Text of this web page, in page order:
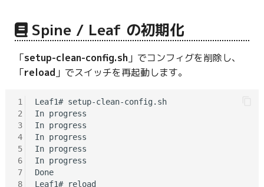
Spine / Leaf の初期化
「setup-clean-config.sh 」でコンフィグを削除し、
「reload 」でスイッチを再起動します。
1
2
3
4
5
6
7
8
Leaf1# setup-clean-config.sh
In progress
In progress
In progress
In progress
In progress
Done
Leaf1# reload